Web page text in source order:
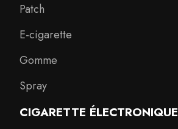
Patch
E-cigarette
Gomme
Spray
CIGARETTE ÉLECTRONIQUE